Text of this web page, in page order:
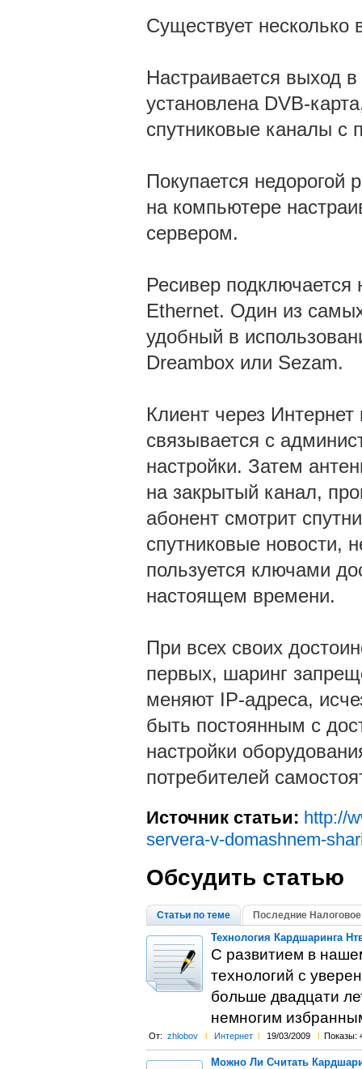
Существует несколько
Настраивается выход
установлена DVB-
спутниковые каналы
Покупается недорогой
на компьютере
сервером.
Ресивер
Ethernet. Один из
удобный в
Dreambox или Sezam.
Клиент через
связывается с
настройки. Затем
на закрытый канал,
абонент смотрит
спутниковые новости,
пользуется ключами
настоящем времени.
При всех своих
первых, шаринг
меняют IP-адреса,
быть постоянным с
настройки
потребителей
Источник статьи: http://
servera-v-domashnem-
Обсудить статью
Статьи по теме Последние
Технология Кардшаринга
С развитием в
технологий с
больше двадцати
немногим
От: zhlobov l Интернет l 19/03/2009 l Показы:
Можно Ли Считать